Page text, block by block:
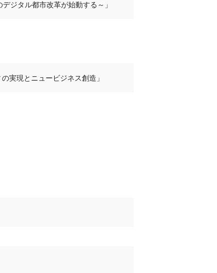
ジタル都市改革が始動する～」
実現とニュービジネス創造」